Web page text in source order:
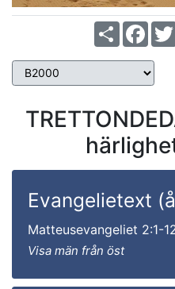
Share
Evangelietext
Matteusevangeliet 2:1-
Visa män från öst